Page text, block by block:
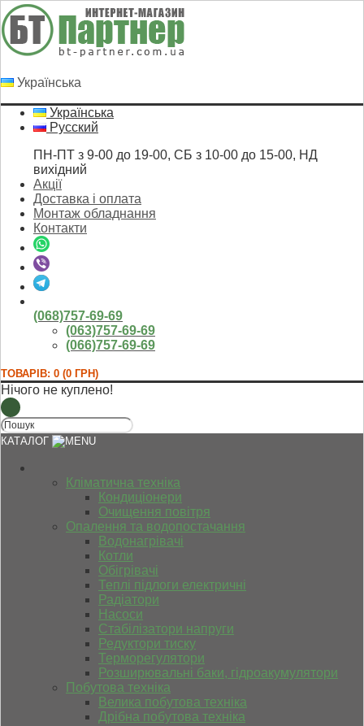
Українська
Українська
Русский
ПН-ПТ з 9-00 до 19-00, СБ з 10-00 до 15-00, НД
вихідний
Акції
Доставка і оплата
Монтаж обладнання
Контакти
(068)757-69-69
(063)757-69-69
(066)757-69-69
ТОВАРІВ: 0 (0 ГРН)
Нічого не куплено!
КАТАЛОГ
Кліматична техніка
Кондиціонери
Очищення повітря
Опалення та водопостачання
Водонагрівачі
Котли
Обігрівачі
Теплі підлоги електричні
Радіатори
Насоси
Стабілізатори напруги
Редуктори тиску
Терморегулятори
Розширювальні баки, гідроакумулятори
Побутова техніка
Велика побутова техніка
Дрібна побутова техніка